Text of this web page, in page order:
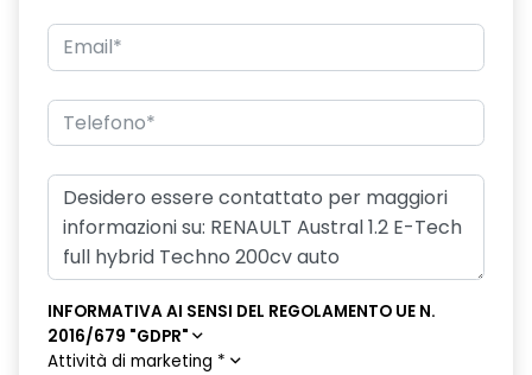
INFORMATIVA AI SENSI DEL REGOLAMENTO UE N.
2016/679 "GDPR"
Attività di marketing *